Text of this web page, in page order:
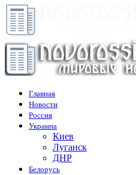
Главная
Новости
Россия
Украина
Киев
Луганск
ДНР
Белорусь